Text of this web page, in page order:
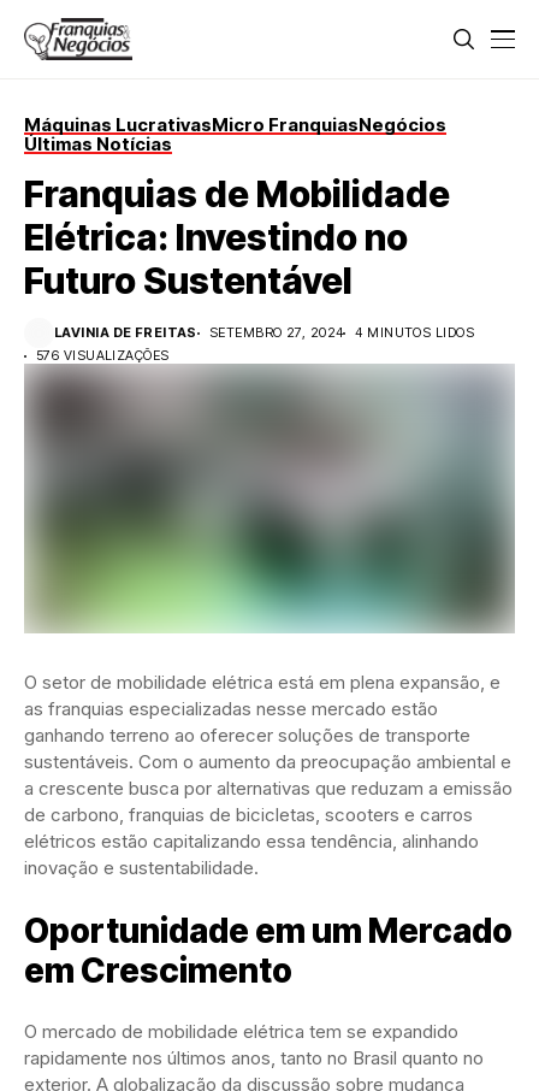
Máquinas LucrativasMicro FranquiasNegócios
Últimas Notícias
Franquias de Mobilidade
Elétrica: Investindo no
Futuro Sustentável
LAVINIA DE FREITAS SETEMBRO 27, 2024
4 MINUTOS LIDOS
576 VISUALIZAÇÕES
O setor de mobilidade elétrica está em plena expansão, e
as franquias especializadas nesse mercado estão
ganhando terreno ao oferecer soluções de transporte
sustentáveis. Com o aumento da preocupação ambiental e
a crescente busca por alternativas que reduzam a emissão
de carbono, franquias de bicicletas, scooters e carros
elétricos estão capitalizando essa tendência, alinhando
inovação e sustentabilidade.
Oportunidade em um Mercado
em Crescimento
O mercado de mobilidade elétrica tem se expandido
rapidamente nos últimos anos, tanto no Brasil quanto no
exterior. A globalização da discussão sobre mudança